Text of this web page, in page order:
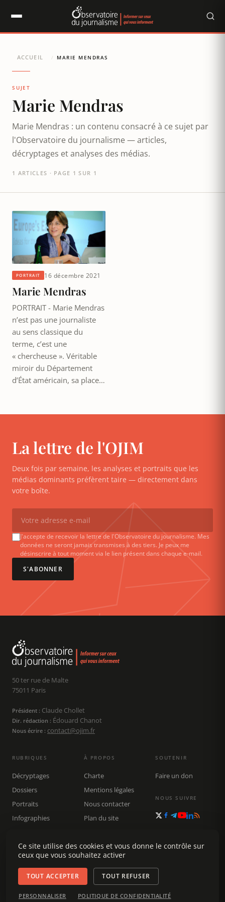
ACCUEIL / MARIE MENDRAS
SUJET
Marie Mendras
Marie Mendras : un contenu consacré à ce sujet par
l'Observatoire du journalisme — articles,
décryptages et analyses des médias.
1 ARTICLES · PAGE 1 SUR 1
PORTRAIT 16 décembre 2021
Marie Mendras
PORTRAIT - Marie Mendras
n’est pas une journaliste
au sens classique du
terme, c’est une
« chercheuse ». Véritable
miroir du Département
d’État américain, sa place…
La lettre de l'OJIM
Deux fois par semaine, les analyses et portraits que les
médias dominants préfèrent taire — directement dans
votre boîte.
J'accepte de recevoir la lettre de l'Observatoire du journalisme. Mes
données ne seront jamais transmises à des tiers. Je peux me
désinscrire à tout moment via le lien présent dans chaque e-mail.
S'ABONNER
50 ter rue de Malte
75011 Paris
Président : Claude Chollet
Dir. rédaction : Édouard Chanot
Nous écrire : contact@ojim.fr
RUBRIQUES
Décryptages
Dossiers
Portraits
Infographies
Rechercher
À PROPOS
Charte
Mentions légales
Nous contacter
Plan du site
SOUTENIR
Faire un don
NOUS SUIVRE
© 2026 Observatoire du journalisme (OJIM) · Tous droits réservés ·
Gestion des cookies
Panneau de gestion des cookies
Ce site utilise des cookies et vous donne le contrôle sur
ceux que vous souhaitez activer
TOUT ACCEPTER TOUT REFUSER
PERSONNALISER POLITIQUE DE CONFIDENTIALITÉ